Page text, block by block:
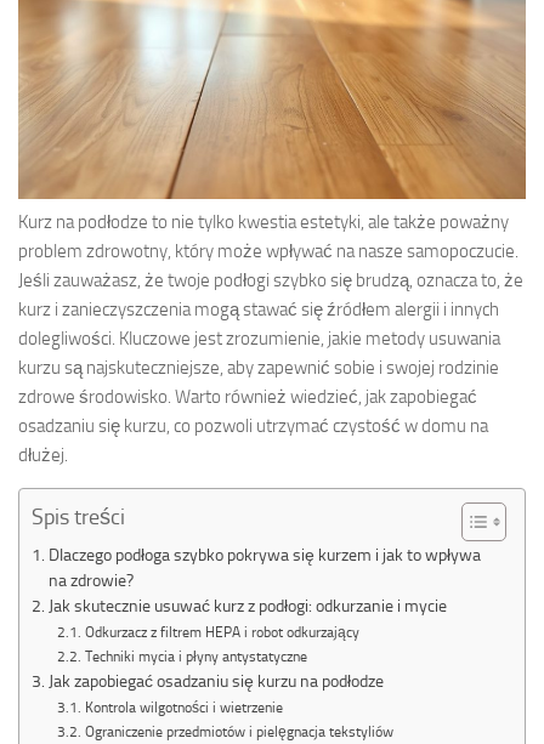
Kurz na podłodze to nie tylko kwestia estetyki, ale także poważny
problem zdrowotny, który może wpływać na nasze samopoczucie.
Jeśli zauważasz, że twoje podłogi szybko się brudzą, oznacza to, że
kurz i zanieczyszczenia mogą stawać się źródłem alergii i innych
dolegliwości. Kluczowe jest zrozumienie, jakie metody usuwania
kurzu są najskuteczniejsze, aby zapewnić sobie i swojej rodzinie
zdrowe środowisko. Warto również wiedzieć, jak zapobiegać
osadzaniu się kurzu, co pozwoli utrzymać czystość w domu na
dłużej.
Spis treści
Dlaczego podłoga szybko pokrywa się kurzem i jak to wpływa
na zdrowie?
Jak skutecznie usuwać kurz z podłogi: odkurzanie i mycie
Odkurzacz z filtrem HEPA i robot odkurzający
Techniki mycia i płyny antystatyczne
Jak zapobiegać osadzaniu się kurzu na podłodze
Kontrola wilgotności i wietrzenie
Ograniczenie przedmiotów i pielęgnacja tekstyliów